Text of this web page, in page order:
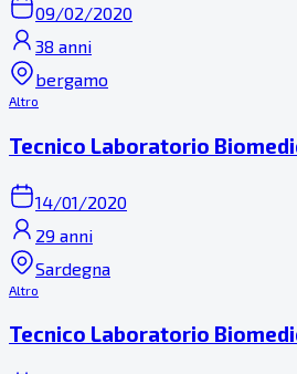
09/02/2020
38 anni
bergamo
Altro
Tecnico Laboratorio
14/01/2020
29 anni
Sardegna
Altro
Tecnico Laboratorio